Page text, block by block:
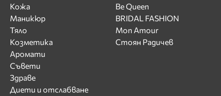
Кожа
Маникюр
Тяло
Козметика
Аромати
Съвети
Здраве
Диети и отслабване
Be Queen
BRIDAL FASHION
Mon Amour
Стоян Радичев